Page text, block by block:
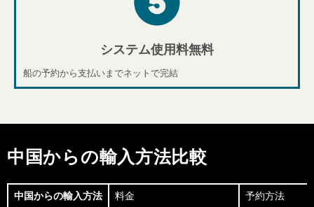
システム使用料無料
船の予約から支払いまでネットで完結
中国からの輸入方法比較
中国からの輸入方法 料金 予約方法